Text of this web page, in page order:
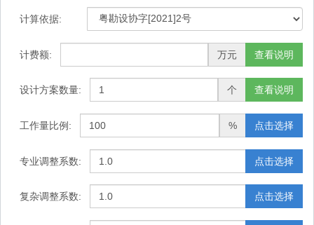
计算依据:
计费额: 万元 查看说明
设计方案数量: 个 查看说明
工作量比例: % 点击选择
专业调整系数: 点击选择
复杂调整系数: 点击选择